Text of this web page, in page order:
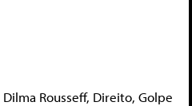
Dilma Rousseff, Direito, Golpe